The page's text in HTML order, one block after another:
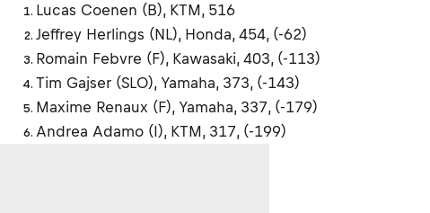
Lucas Coenen (B), KTM, 516
Jeffrey Herlings (NL), Honda, 454, (-62)
Romain Febvre (F), Kawasaki, 403, (-113)
Tim Gajser (SLO), Yamaha, 373, (-143)
Maxime Renaux (F), Yamaha, 337, (-179)
Andrea Adamo (I), KTM, 317, (-199)